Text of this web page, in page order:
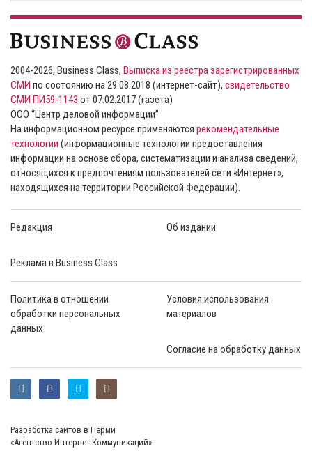
2004-2026, Business Class, Выписка из реестра зарегистрированных
СМИ по состоянию на 29.08.2018 (интернет-сайт), свидетельство
СМИ ПИ59-1143 от 07.02.2017 (газета)
ООО “Центр деловой информации”
На информационном ресурсе применяются рекомендательные
технологии (информационные технологии предоставления
информации на основе сбора, систематизации и анализа сведений,
относящихся к предпочтениям пользователей сети «Интернет»,
находящихся на территории Российской Федерации).
Редакция Об издании
Реклама в Business Class
Политика в отношении
обработки персональных
данных
Условия использования
материалов
Согласие на обработку данных
Разработка сайтов в Перми
«Агентство Интернет Коммуникаций»